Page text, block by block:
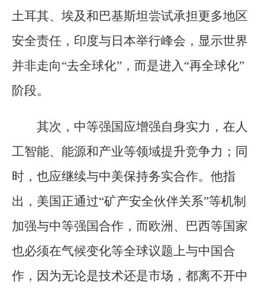
土耳其、埃及和巴基斯坦尝试承担更多地区
安全责任，印度与日本举行峰会，显示世界
并非走向“去全球化”，而是进入“再全球化”
阶段。
其次，中等强国应增强自身实力，在人
工智能、能源和产业等领域提升竞争力；同
时，也应继续与中美保持务实合作。他指
出，美国正通过“矿产安全伙伴关系”等机制
加强与中等强国合作，而欧洲、巴西等国家
也必须在气候变化等全球议题上与中国合
作，因为无论是技术还是市场，都离不开中